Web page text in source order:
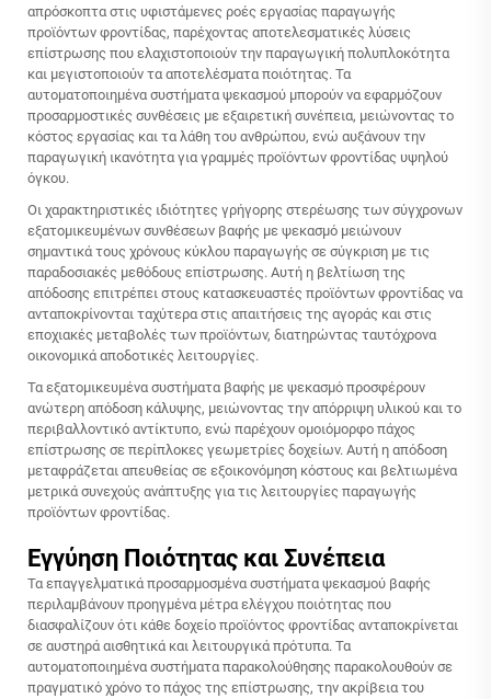
απρόσκοπτα στις υφιστάμενες ροές εργασίας παραγωγής
προϊόντων φροντίδας, παρέχοντας αποτελεσματικές λύσεις
επίστρωσης που ελαχιστοποιούν την παραγωγική πολυπλοκότητα
και μεγιστοποιούν τα αποτελέσματα ποιότητας. Τα
αυτοματοποιημένα συστήματα ψεκασμού μπορούν να εφαρμόζουν
προσαρμοστικές συνθέσεις με εξαιρετική συνέπεια, μειώνοντας το
κόστος εργασίας και τα λάθη του ανθρώπου, ενώ αυξάνουν την
παραγωγική ικανότητα για γραμμές προϊόντων φροντίδας υψηλού
όγκου.
Οι χαρακτηριστικές ιδιότητες γρήγορης στερέωσης των σύγχρονων
εξατομικευμένων συνθέσεων βαφής με ψεκασμό μειώνουν
σημαντικά τους χρόνους κύκλου παραγωγής σε σύγκριση με τις
παραδοσιακές μεθόδους επίστρωσης. Αυτή η βελτίωση της
απόδοσης επιτρέπει στους κατασκευαστές προϊόντων φροντίδας να
ανταποκρίνονται ταχύτερα στις απαιτήσεις της αγοράς και στις
εποχιακές μεταβολές των προϊόντων, διατηρώντας ταυτόχρονα
οικονομικά αποδοτικές λειτουργίες.
Τα εξατομικευμένα συστήματα βαφής με ψεκασμό προσφέρουν
ανώτερη απόδοση κάλυψης, μειώνοντας την απόρριψη υλικού και το
περιβαλλοντικό αντίκτυπο, ενώ παρέχουν ομοιόμορφο πάχος
επίστρωσης σε περίπλοκες γεωμετρίες δοχείων. Αυτή η απόδοση
μεταφράζεται απευθείας σε εξοικονόμηση κόστους και βελτιωμένα
μετρικά συνεχούς ανάπτυξης για τις λειτουργίες παραγωγής
προϊόντων φροντίδας.
Εγγύηση Ποιότητας και Συνέπεια
Τα επαγγελματικά προσαρμοσμένα συστήματα ψεκασμού βαφής
περιλαμβάνουν προηγμένα μέτρα ελέγχου ποιότητας που
διασφαλίζουν ότι κάθε δοχείο προϊόντος φροντίδας ανταποκρίνεται
σε αυστηρά αισθητικά και λειτουργικά πρότυπα. Τα
αυτοματοποιημένα συστήματα παρακολούθησης παρακολουθούν σε
πραγματικό χρόνο το πάχος της επίστρωσης, την ακρίβεια του